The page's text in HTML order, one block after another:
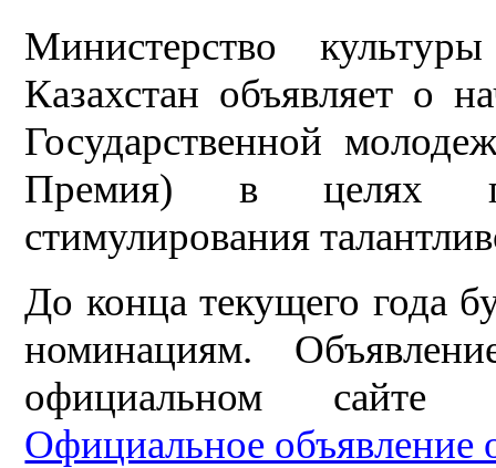
Министерство
Казахстан объявляет о
Государственной
Премия) в целях
стимулирования
До конца текущего года
номинациям.
официальном сайте
Официальное